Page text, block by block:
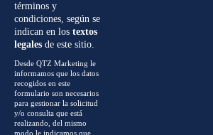
términos y
condiciones, según se
indican en lostextos
legales de este sitio.
Desde QTZ Marketing le
informamos que los datos
recogidos en este
formulario son necesarios
para gestionar la solicitud
y/o consulta que está
realizando, del mismo
modo le indicamos que